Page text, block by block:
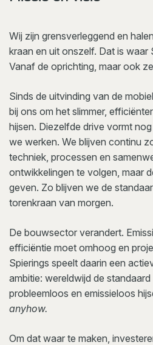
Wij zijn grensverleggend en
kraan en uit onszelf. Dat is waar
Vanaf de oprichting, maar ook
Sinds de uitvinding van de
bij ons om het slimmer,
hijsen. Diezelfde drive vormt
we werken. We blijven continu
techniek, processen en
ontwikkelingen te volgen, maar
geven. Zo blijven we de
torenkraan van morgen.
De bouwsector verandert.
efficiëntie moet omhoog en
Spierings speelt daarin een
ambitie: wereldwijd de
probleemloos en emissieloos
anyhow.
Om dat waar te maken,